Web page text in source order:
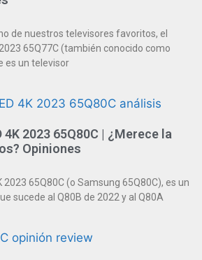
de nuestros televisores favoritos, el
2023 65Q77C (también conocido como
es un televisor
4K 2023 65Q80C | ¿Merece la
Opiniones
2023 65Q80C (o Samsung 65Q80C), es un
sucede al Q80B de 2022 y al Q80A